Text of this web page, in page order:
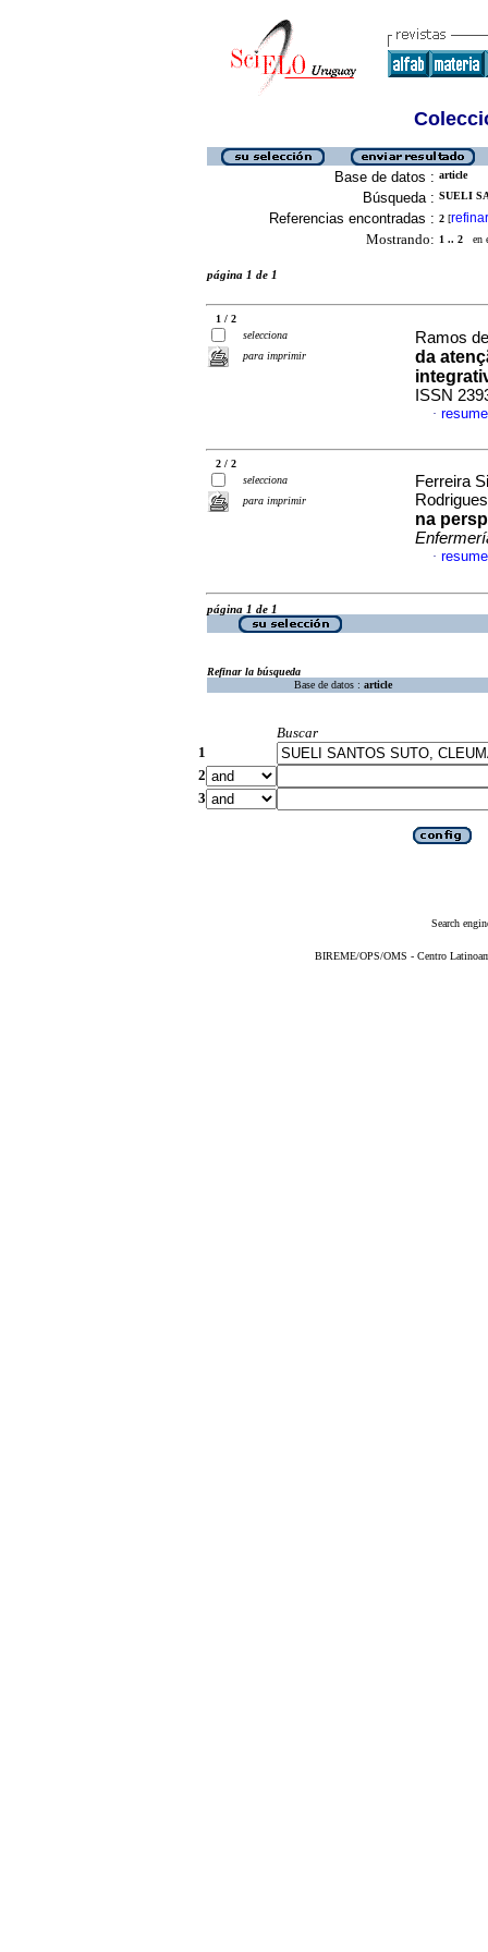
Base de datos : article
Búsqueda : SUELI
Referencias encontradas : 2 [refinar
Mostrando: 1 .. 2 en
página 1 de 1
1 / 2
selecciona
para imprimir
Ramos
da
ISSN
·
2 / 2
selecciona
para imprimir
Ferreira
na
·
página 1 de 1
Refinar la búsqueda
Base de datos : article
Buscar
1
2
3
Search
BIREME/OPS/OMS - Centro